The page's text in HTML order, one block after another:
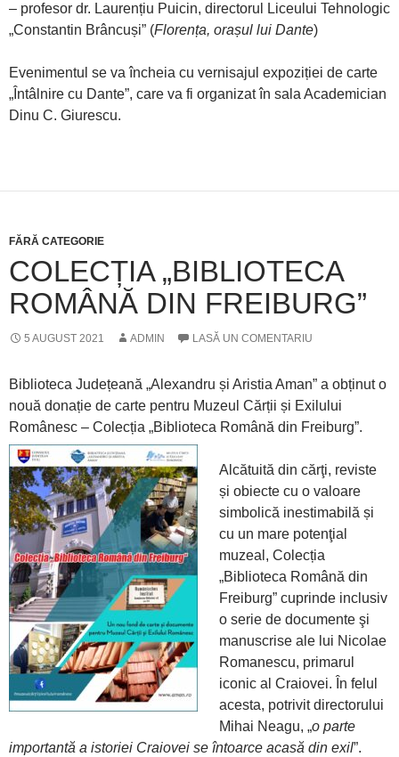
– profesor dr. Laurențiu Puicin, directorul Liceului Tehnologic
„Constantin Brâncuși” (Florența, orașul lui Dante)
Evenimentul se va încheia cu vernisajul expoziției de carte
„Întâlnire cu Dante”, care va fi organizat în sala Academician
Dinu C. Giurescu.
FĂRĂ CATEGORIE
COLECȚIA „BIBLIOTECA
ROMÂNĂ DIN FREIBURG”
5 AUGUST 2021 ADMIN LASĂ UN COMENTARIU
Biblioteca Județeană „Alexandru și Aristia Aman” a obținut o
nouă donație de carte pentru Muzeul Cărții și Exilului
Românesc – Colecția „Biblioteca Română din Freiburg”.
Alcătuită din cărţi, reviste
și obiecte cu o valoare
simbolică inestimabilă și
cu un mare potenţial
muzeal, Colecția
„Biblioteca Română din
Freiburg” cuprinde inclusiv
o serie de documente şi
manuscrise ale lui Nicolae
Romanescu, primarul
iconic al Craiovei. În felul
acesta, potrivit directorului
Mihai Neagu, „o parte
importantă a istoriei Craiovei se întoarce acasă din exil”.